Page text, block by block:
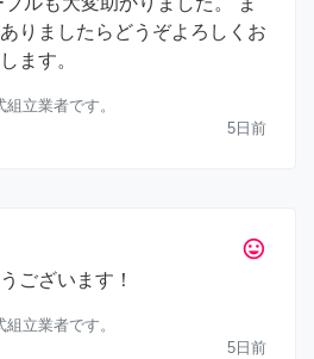
りましたらどうぞよろしくお
ます。
立業者です。
5日前
tag_faces
ございます！
立業者です。
5日前